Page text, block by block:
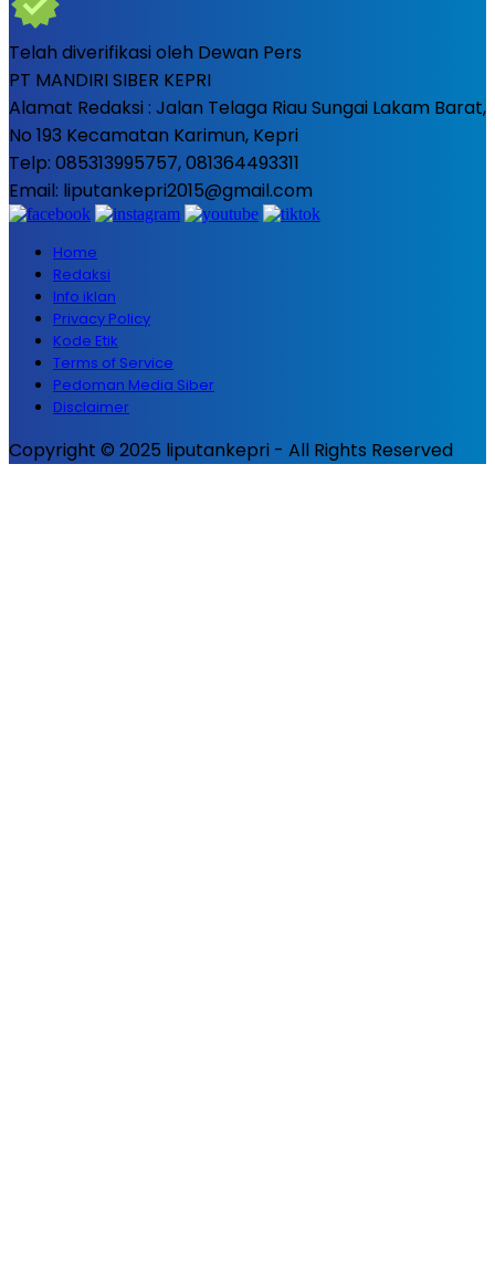
Telah diverifikasi oleh Dewan Pers
PT MANDIRI SIBER KEPRI
Alamat Redaksi : Jalan Telaga Riau Sungai Lakam Barat,
No 193 Kecamatan Karimun, Kepri
Telp: 085313995757, 081364493311
Email: liputankepri2015@gmail.com
Home
Redaksi
Info iklan
Privacy Policy
Kode Etik
Terms of Service
Pedoman Media Siber
Disclaimer
Copyright © 2025 liputankepri - All Rights Reserved